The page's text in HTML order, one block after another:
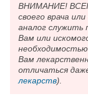
ВНИМАНИЕ!
своего врача
аналог служить
Вам или
необходимостью
Вам
отличаться
лекарств).